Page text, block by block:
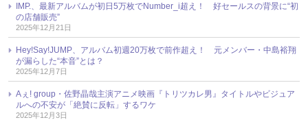
IMP.、最新アルバムが初日5万枚でNumber_i超え！ 好セールスの背景に“初
の店舗販売”
2025年12月21日
Hey!Say!JUMP、アルバム初週20万枚で前作超え！ 元メンバー・中島裕翔
が漏らした“本音”とは？
2025年12月7日
Aぇ! group・佐野晶哉主演アニメ映画『トリツカレ男』タイトルやビジュア
ルへの不安が「絶賛に反転」するワケ
2025年12月3日